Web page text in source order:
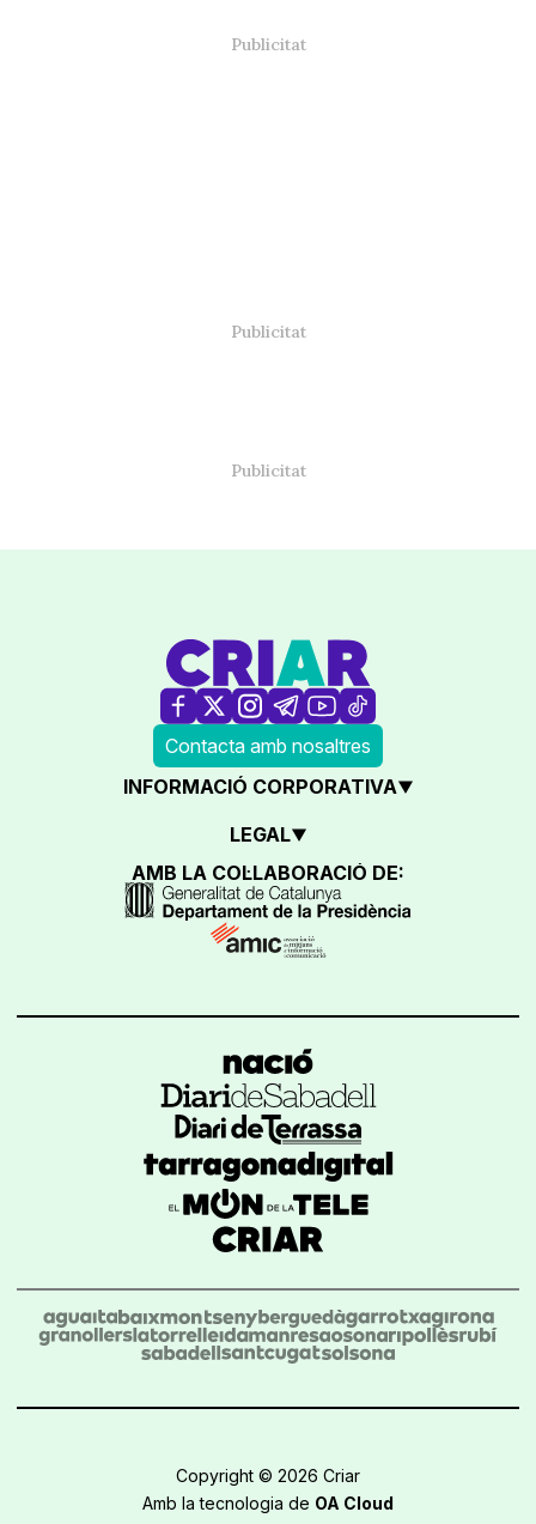
Contacta amb nosaltres
INFORMACIÓ CORPORATIVA
LEGAL
AMB LA COL·LABORACIÓ DE:
Copyright © 2026 Criar
Amb la tecnologia de OA Cloud